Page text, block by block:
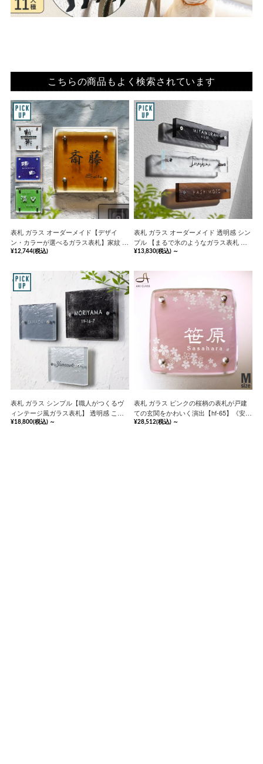
こちらの商品もよく検索されています
表札 ガラス オーダーメイド【デザイ
ン・カラーが選べるガラス表札】家紋 番
地 二世帯【hf-14000】《安心の保証書
¥12,744(税込)
表札 ガラス オーダーメイド 透明感 シン
プル 【まるで氷のようなガラス表札 長
方形】 ICY アイシー 【hf-c01】《安心の
¥13,830(税込) ～
表札 ガラス シンプル【職人がつくるヴ
ィンテージ風ガラス表札】 透明感 こだ
わり オーダー【hf-v02】《安心の保証書
¥18,800(税込) ～
表札 ガラス ピンクの桜柄の表札が戸建
ての玄関をかわいく演出【hf-65】《安心
の保証書付》
¥28,512(税込) ～